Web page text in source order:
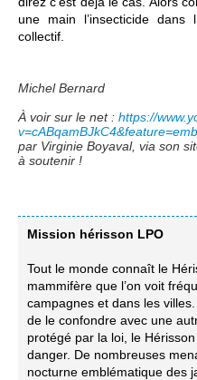
une main l’insecticide dans
collectif.
Michel Bernard
À voir sur le net : https://
par Virginie Boyaval, via son
à soutenir !
Mission hérisson LPO
Tout le monde connaît le
mammifère que l’on voit
campagnes et dans les
de le confondre avec une
protégé par la loi, le
danger. De nombreuses
nocturne emblématique des